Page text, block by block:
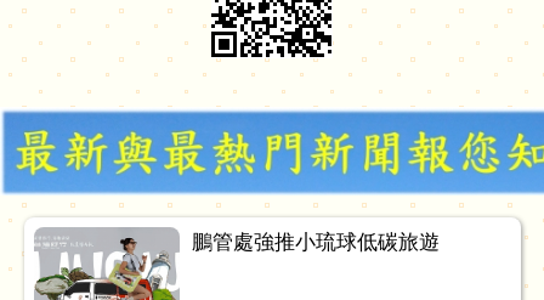
鵬管處強推小琉球低碳旅遊